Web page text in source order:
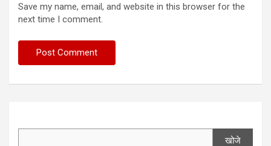
Save my name, email, and website in this browser for the
next time I comment.
खोजे